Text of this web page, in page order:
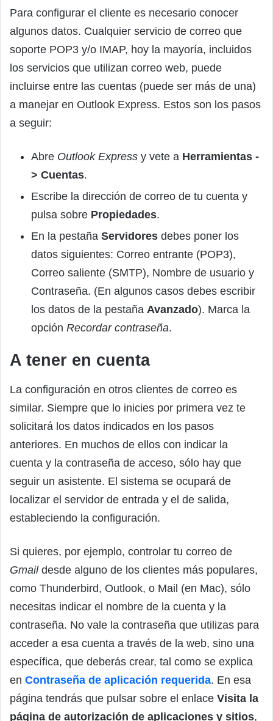
Para configurar el cliente es necesario conocer
algunos datos. Cualquier servicio de correo que
soporte POP3 y/o IMAP, hoy la mayoría, incluidos
los servicios que utilizan correo web, puede
incluirse entre las cuentas (puede ser más de una)
a manejar en Outlook Express. Estos son los pasos
a seguir:
Abre Outlook Express y vete a Herramientas -
> Cuentas.
Escribe la dirección de correo de tu cuenta y
pulsa sobre Propiedades.
En la pestaña Servidores debes poner los
datos siguientes: Correo entrante (POP3),
Correo saliente (SMTP), Nombre de usuario y
Contraseña. (En algunos casos debes escribir
los datos de la pestaña Avanzado). Marca la
opción Recordar contraseña.
A tener en cuenta
La configuración en otros clientes de correo es
similar. Siempre que lo inicies por primera vez te
solicitará los datos indicados en los pasos
anteriores. En muchos de ellos con indicar la
cuenta y la contraseña de acceso, sólo hay que
seguir un asistente. El sistema se ocupará de
localizar el servidor de entrada y el de salida,
estableciendo la configuración.
Si quieres, por ejemplo, controlar tu correo de
Gmaildesde alguno de los clientes más populares,
como Thunderbird, Outlook, o Mail (en Mac), sólo
necesitas indicar el nombre de la cuenta y la
contraseña. No vale la contraseña que utilizas para
acceder a esa cuenta a través de la web, sino una
específica, que deberás crear, tal como se explica
en Contraseña de aplicación requerida. En esa
página tendrás que pulsar sobre el enlace Visita la
página de autorización de aplicaciones y sitios,